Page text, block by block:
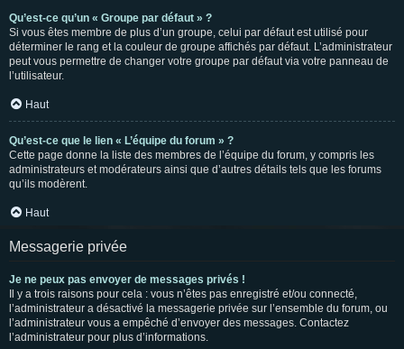
Qu’est-ce qu’un « Groupe par défaut » ?
Si vous êtes membre de plus d’un groupe, celui par défaut est utilisé pour
déterminer le rang et la couleur de groupe affichés par défaut. L’administrateur
peut vous permettre de changer votre groupe par défaut via votre panneau de
l’utilisateur.
Haut
Qu’est-ce que le lien « L’équipe du forum » ?
Cette page donne la liste des membres de l’équipe du forum, y compris les
administrateurs et modérateurs ainsi que d’autres détails tels que les forums
qu’ils modèrent.
Haut
Messagerie privée
Je ne peux pas envoyer de messages privés !
Il y a trois raisons pour cela : vous n’êtes pas enregistré et/ou connecté,
l’administrateur a désactivé la messagerie privée sur l’ensemble du forum, ou
l’administrateur vous a empêché d’envoyer des messages. Contactez
l’administrateur pour plus d’informations.